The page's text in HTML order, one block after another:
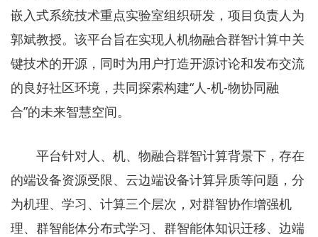
嵌入式系统技术重点实验室组织研发，项目负责人为
郭斌教授。该平台旨在实现人机物融合群智计算中关
键技术的开源，同时为用户打造开源讨论和发布交流
的良好社区环境，共同探索构建“人-机-物协同融
合”的未来智慧空间。
平台针对人、机、物融合群智计算背景下，存在
的端设备资源受限、云边端设备计算异质等问题，分
为机理、学习、计算三个层次，对群智协作增强机
理、群智能体分布式学习、群智能体知识迁移、边端